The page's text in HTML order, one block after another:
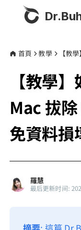
產品
BuhoCleaner
BuhoUnlocker
BuhoRepair
商店
部落格
更多
首頁 教學
【教學
Mac 拔
免資料損
羅慧
最后更新时间: